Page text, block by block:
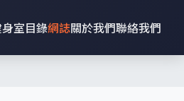
室目錄網誌關於我們聯絡我們